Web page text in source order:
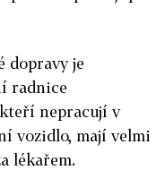
dopravy je
radnice
nepracují v
vozidlo, mají velmi
lékařem.